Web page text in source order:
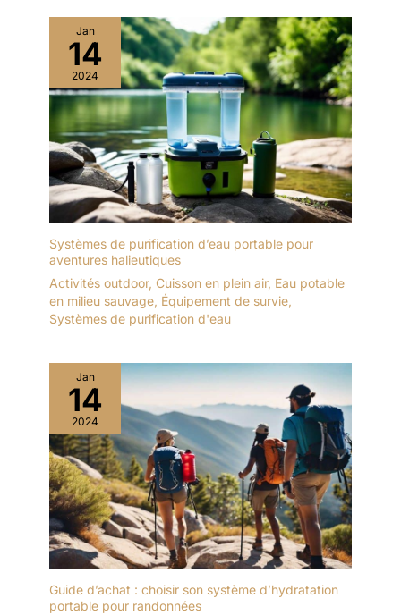
Jan
14
2024
Systèmes de purification d’eau portable pour
aventures halieutiques
Activités outdoor, Cuisson en plein air, Eau potable
en milieu sauvage, Équipement de survie,
Systèmes de purification d'eau
Jan
14
2024
Guide d’achat : choisir son système d’hydratation
portable pour randonnées